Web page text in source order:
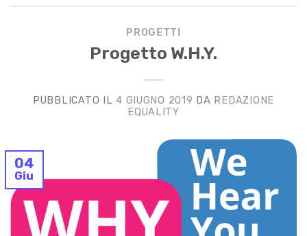
PROGETTI
Progetto W.H.Y.
PUBBLICATO IL4 GIUGNO 2019 DA REDAZIONE
EQUALITY
04
Giu